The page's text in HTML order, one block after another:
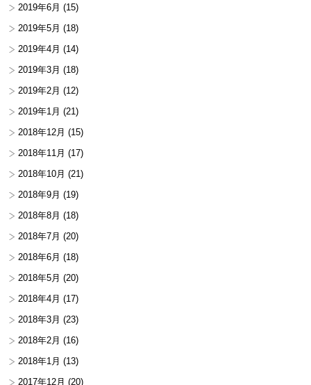
2019年6月 (15)
2019年5月 (18)
2019年4月 (14)
2019年3月 (18)
2019年2月 (12)
2019年1月 (21)
2018年12月 (15)
2018年11月 (17)
2018年10月 (21)
2018年9月 (19)
2018年8月 (18)
2018年7月 (20)
2018年6月 (18)
2018年5月 (20)
2018年4月 (17)
2018年3月 (23)
2018年2月 (16)
2018年1月 (13)
2017年12月 (20)